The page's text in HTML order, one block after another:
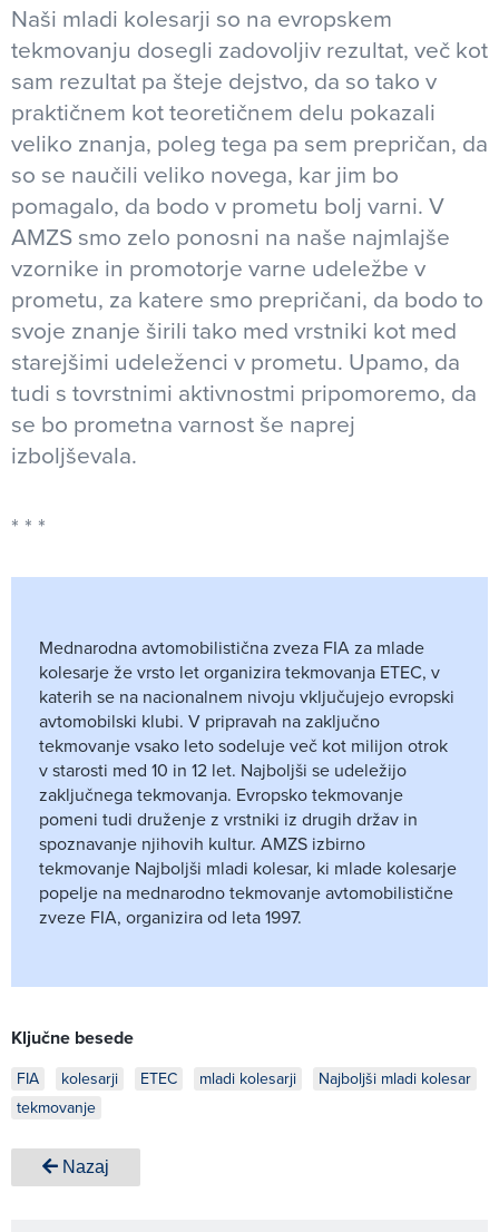
Naši mladi kolesarji so na evropskem
tekmovanju dosegli zadovoljiv rezultat, več kot
sam rezultat pa šteje dejstvo, da so tako v
praktičnem kot teoretičnem delu pokazali
veliko znanja, poleg tega pa sem prepričan, da
so se naučili veliko novega, kar jim bo
pomagalo, da bodo v prometu bolj varni. V
AMZS smo zelo ponosni na naše najmlajše
vzornike in promotorje varne udeležbe v
prometu, za katere smo prepričani, da bodo to
svoje znanje širili tako med vrstniki kot med
starejšimi udeleženci v prometu. Upamo, da
tudi s tovrstnimi aktivnostmi pripomoremo, da
se bo prometna varnost še naprej
izboljševala.
Mednarodna avtomobilistična zveza FIA za mlade
kolesarje že vrsto let organizira tekmovanja ETEC, v
katerih se na nacionalnem nivoju vključujejo evropski
avtomobilski klubi. V pripravah na zaključno
tekmovanje vsako leto sodeluje več kot milijon otrok
v starosti med 10 in 12 let. Najboljši se udeležijo
zaključnega tekmovanja. Evropsko tekmovanje
pomeni tudi druženje z vrstniki iz drugih držav in
spoznavanje njihovih kultur. AMZS izbirno
tekmovanje Najboljši mladi kolesar, ki mlade kolesarje
popelje na mednarodno tekmovanje avtomobilistične
zveze FIA, organizira od leta 1997.
Ključne besede
FIA kolesarji ETEC mladi kolesarji
Najboljši mladi kolesar
tekmovanje
Nazaj